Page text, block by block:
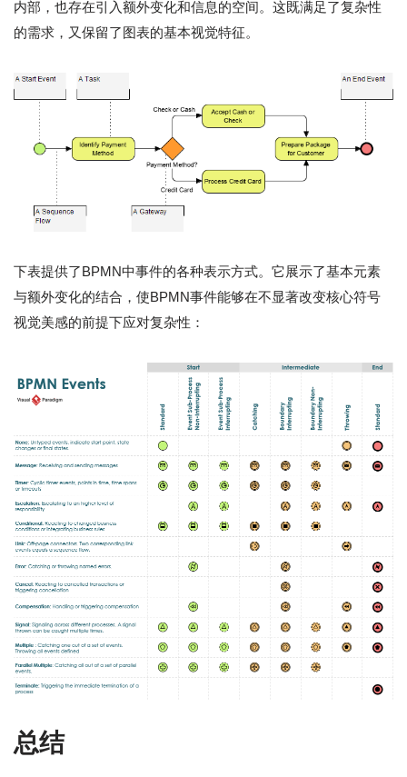
内部，也存在引入额外变化和信息的空间。这既满足了复杂性
的需求，又保留了图表的基本视觉特征。
下表提供了BPMN中事件的各种表示方式。它展示了基本元素
与额外变化的结合，使BPMN事件能够在不显著改变核心符号
视觉美感的前提下应对复杂性：
总结